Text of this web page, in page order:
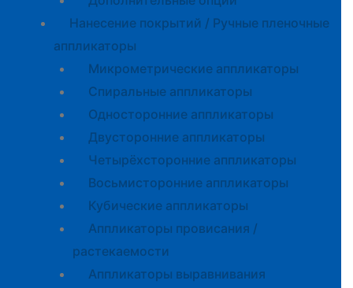
Нанесение покрытий / Ручные пленочные
аппликаторы
Микрометрические аппликаторы
Спиральные аппликаторы
Односторонние аппликаторы
Двусторонние аппликаторы
Четырёхсторонние аппликаторы
Восьмисторонние аппликаторы
Кубические аппликаторы
Аппликаторы провисания /
растекаемости
Аппликаторы выравнивания